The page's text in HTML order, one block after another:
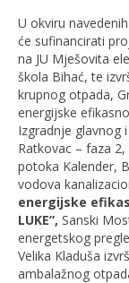
U okviru
će sufinancirati
na JU Mješovita
škola Bihać, te
krupnog otpada,
energijske
Izgradnje glavnog
Ratkovac – faza
potoka Kalender,
vodova
energijske
LUKE”, Sanski
energetskog
Velika Kladuša
ambalažnog